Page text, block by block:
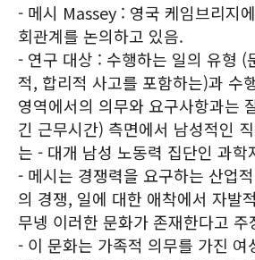
- 메시 Massey : 영국 케임브리지
회관계를 논의하고 있음.
- 연구 대상 : 수행하는 일의 유형 (
적, 합리적 사고를 포함하는)과 수
영역에서의 의무와 요구사항과는
긴 근무시간) 측면에서 남성적인
는 - 대개 남성 노동력 집단인 과학
- 메시는 경쟁력을 요구하는 산업
의 경쟁, 일에 대한 애착에서 자발
무넹 이러한 문화가 존재한다고 주
- 이 문화는 가족적 의무를 가진 여